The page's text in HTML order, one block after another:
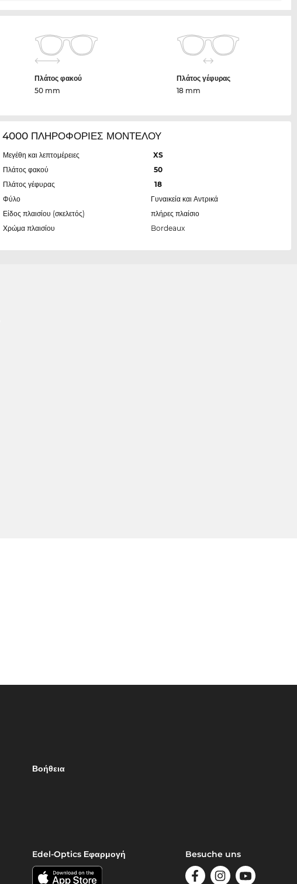
Πλάτος φακού
50 mm
Πλάτος γέφυρας
18 mm
4000 ΠΛΗΡΟΦΟΡΙΕΣ ΜΟΝΤΕΛΟΥ
Μεγέθη και λεπτομέρειες
XS
Πλάτος φακού
50
Πλάτος γέφυρας
18
Φύλο
Γυναικεία και Αντρικά
Είδος πλαισίου (σκελετός)
πλήρες πλαίσιο
Χρώμα πλαισίου
Bordeaux
Βοήθεια
Edel-Optics Εφαρμογή Besuche uns